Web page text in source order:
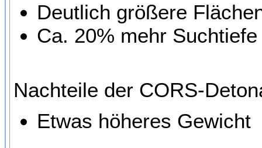
Deutlich größere
Ca. 20% mehr
Nachteile der CORS-
Etwas höheres Gewicht